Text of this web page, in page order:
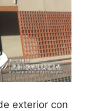
exterior con